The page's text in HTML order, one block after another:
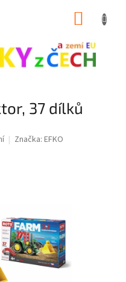
37 dílků
Značka: EFKO